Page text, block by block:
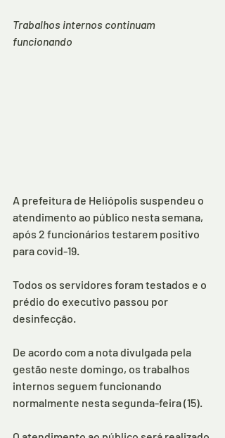
Trabalhos internos continuam
funcionando
A prefeitura de Heliópolis suspendeu o
atendimento ao público nesta semana,
após 2 funcionários testarem positivo
para covid-19.
Todos os servidores foram testados e o
prédio do executivo passou por
desinfecção.
De acordo com a nota divulgada pela
gestão neste domingo, os trabalhos
internos seguem funcionando
normalmente nesta segunda-feira (15).